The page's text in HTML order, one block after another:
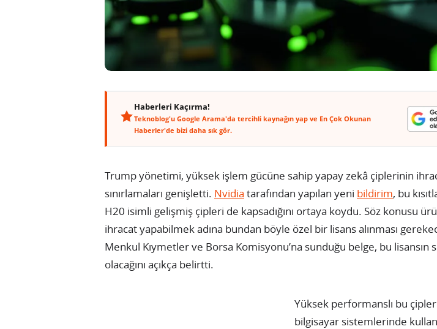
Haberleri Kaçırma!
Teknoblog'u Google Arama'da tercihli kaynağın yap ve En Çok Okunan
Haberler'de bizi daha sık gör.
Trump yönetimi, yüksek işlem gücüne sahip yapay zekâ çiplerinin
sınırlamaları genişletti. Nvidia tarafından yapılan yeni bildirim, bu
H20 isimli gelişmiş çipleri de kapsadığını ortaya koydu. Söz konusu
ihracat yapabilmek adına bundan böyle özel bir lisans alınması
Menkul Kıymetler ve Borsa Komisyonu’na sunduğu belge, bu lisansın
olacağını açıkça belirtti.
Yüksek performanslı bu
bilgisayar sistemlerinde